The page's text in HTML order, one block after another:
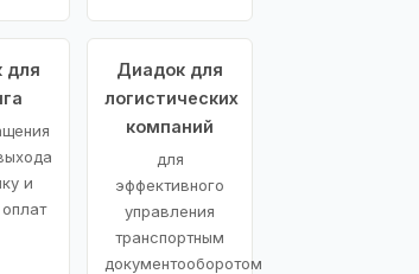
для
и
Диадок для
логистических
компаний
для
эффективного
управления
транспортным
документооборотом